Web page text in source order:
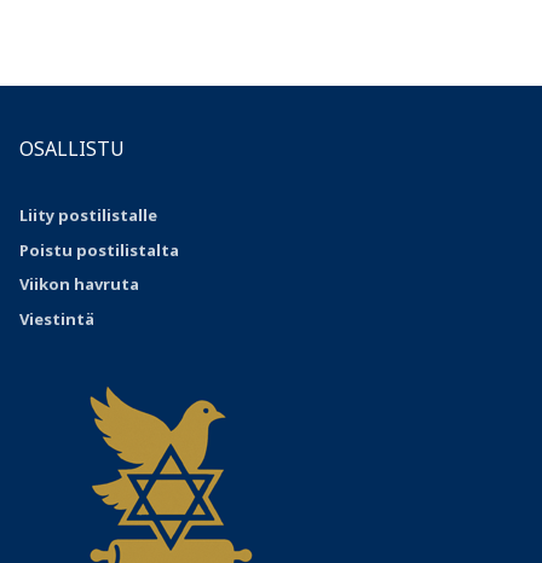
OSALLISTU
Liity postilistalle
Poistu postilistalta
Viikon havruta
Viestintä